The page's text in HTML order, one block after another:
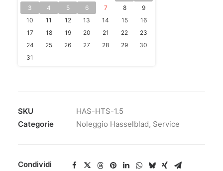
3
4 5 6 7 8
9
10
11 12 13 14 15
16
17
18 19 20 21 22
23
24
25 26 27 28 29
30
31
SKU
HAS-HTS-1.5
Categorie
Noleggio Hasselblad, Service
Condividi